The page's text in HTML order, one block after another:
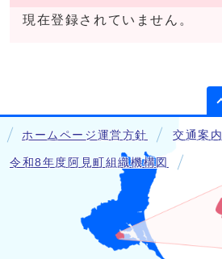
現在登録されていません。
ホームページ運営方針 交通案内
令和8年度阿見町組織機構図